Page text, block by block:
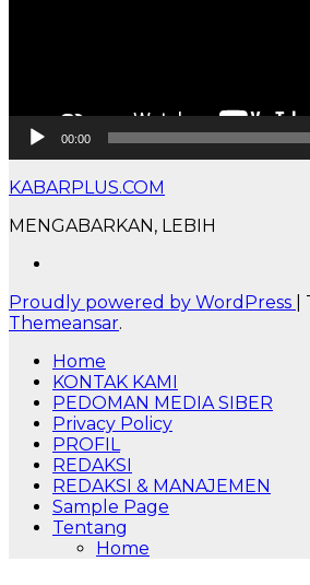
00:00
KABARPLUS.COM
MENGABARKAN, LEBIH
Proudly powered by WordPress
Themeansar.
Home
KONTAK KAMI
PEDOMAN MEDIA SIBER
Privacy Policy
PROFIL
REDAKSI
REDAKSI & MANAJEMEN
Sample Page
Tentang
Home